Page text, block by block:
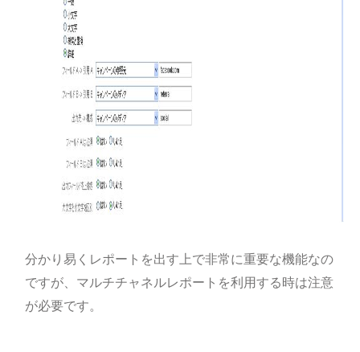
分かり易くレポートを出す上で非常に重要な機能なの
ですが、マルチチャネルレポートを利用する時は注意
が必要です。